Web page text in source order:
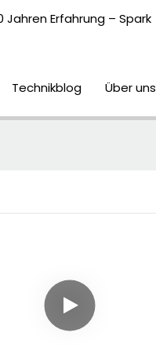
Erfahrung – Spark
Technikblog Über uns